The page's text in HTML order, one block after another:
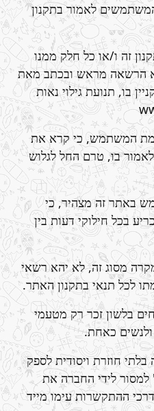
לאמור בתקנון
זה ו/או כל חלק ממנו
הרשאה מראש ובכתב מאת
בו, תנועת גילוי נאות
המשתמש, כי קרא את
בו, טרם החל לגלוש
באתר זה מצהיר, כי
בכל חילוקי דעות בין
מסוג זה, לא יהא רשאי
לכל תנאי בתקנון האתר.
בלשון זכר רק מטעמי
ולנשים כאחת.
חוזרת ויסודית לספק
למסור לידי החברה את
ההתקשרות עימו מייד